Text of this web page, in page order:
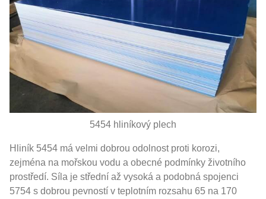
5454 hliníkový plech
Hliník 5454 má velmi dobrou odolnost proti korozi,
zejména na mořskou vodu a obecné podmínky životního
prostředí. Síla je střední až vysoká a podobná spojenci
5754 s dobrou pevností v teplotním rozsahu 65 na 170